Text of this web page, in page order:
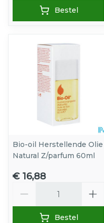
Bestel
Bio-oil Herstellende Olie
Natural Z/parfum 60ml
€ 16,88
Bestel